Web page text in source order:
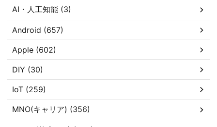
AI・人工知能 (3)
Android (657)
Apple (602)
DIY (30)
IoT (259)
MNO(キャリア) (356)